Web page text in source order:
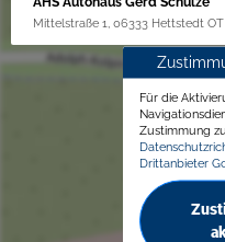
Mittelstraße 1, 06333 Hettstedt
Für die
Zustimmung
Drittanbieter